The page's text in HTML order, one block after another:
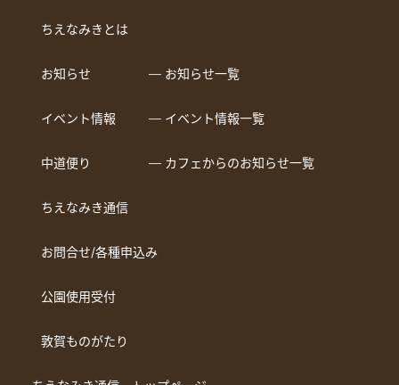
ちえなみきとは
お知らせ ― お知らせ一覧
イベント情報 ― イベント情報一覧
中道便り ― カフェからのお知らせ一覧
ちえなみき通信
お問合せ/各種申込み
公園使用受付
敦賀ものがたり